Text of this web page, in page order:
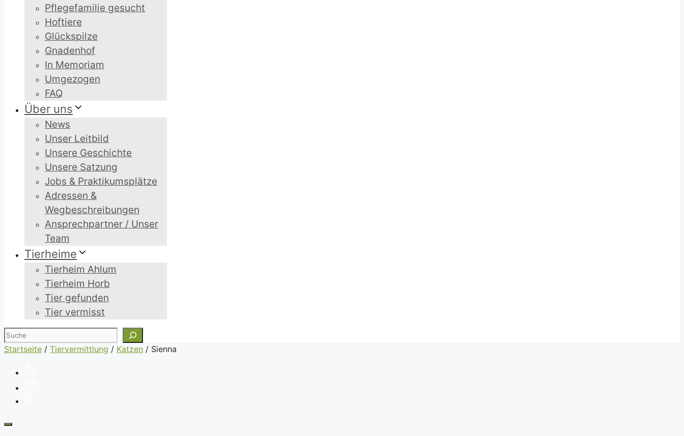
Pflegefamilie gesucht
Hoftiere
Glückspilze
Gnadenhof
In Memoriam
Umgezogen
FAQ
Über uns
News
Unser Leitbild
Unsere Geschichte
Unsere Satzung
Jobs & Praktikumsplätze
Adressen &
Wegbeschreibungen
Ansprechpartner / Unser
Team
Tierheime
Tierheim Ahlum
Tierheim Horb
Tier gefunden
Tier vermisst
Suchen
Startseite / Tiervermittlung / Katzen / Sienna